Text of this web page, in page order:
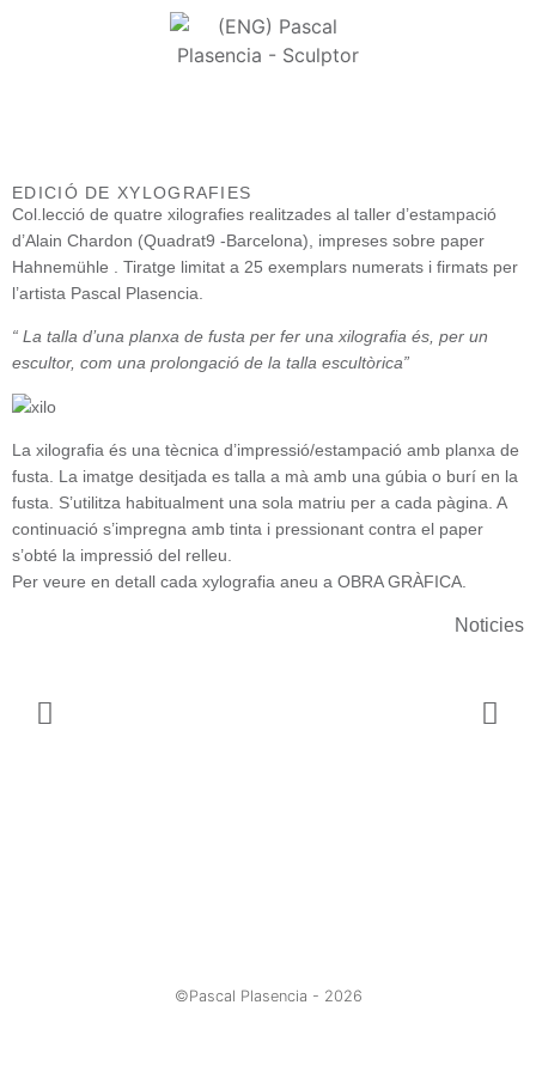
EDICIÓ DE XYLOGRAFIES
Col.lecció de quatre xilografies realitzades al taller d’estampació
d’Alain Chardon (Quadrat9 -Barcelona), impreses sobre paper
Hahnemühle . Tiratge limitat a 25 exemplars numerats i firmats per
l’artista Pascal Plasencia.
“ La talla d’una planxa de fusta per fer una xilografia és, per un
escultor, com una prolongació de la talla escultòrica”
La xilografia és una tècnica d’impressió/estampació amb planxa de
fusta. La imatge desitjada es talla a mà amb una gúbia o burí en la
fusta. S’utilitza habitualment una sola matriu per a cada pàgina. A
continuació s’impregna amb tinta i pressionant contra el paper
s’obté la impressió del relleu.
Per veure en detall cada xylografia aneu a OBRA GRÀFICA
Noticies
©Pascal Plasencia - 2026